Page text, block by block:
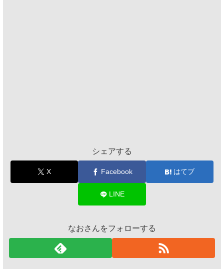
シェアする
X Facebook はてブ
LINE
なおさんをフォローする